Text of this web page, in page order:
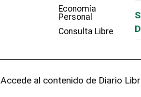
Economía
Personal
Consulta Libre
Accede al contenido de Diario